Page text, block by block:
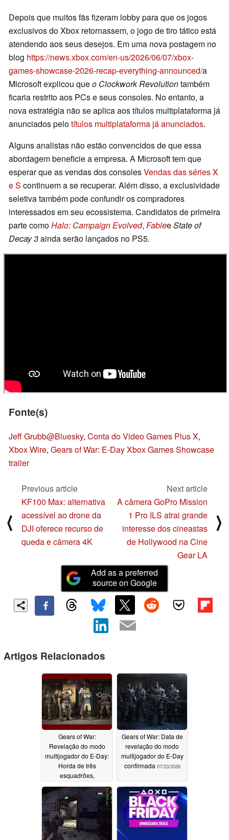
Depois que muitos fãs fizeram lobby para que os jogos
exclusivos do Xbox retornassem, o jogo de tiro tático está
atendendo aos seus desejos. Em uma nova postagem no
blog https://news.xbox.com/en-us/2026/06/07/xbox-
games-showcase-2026-recap-everything-announced/a
Microsoft explicou queo Clockwork Revolutiontambém
ficaria restrito aos PCs e seus consoles. No entanto, a
nova estratégia não se aplica aos títulos multiplataforma já
anunciados pelotítulos multiplataforma já anunciados.
Alguns analistas não estão convencidos de que essa
abordagem beneficie a empresa. A Microsoft tem que
esperar que as vendas dos consolesVendas das séries X
e S continuem a se recuperar. Além disso, a exclusividade
seletiva também pode confundir os compradores
interessados em seu ecossistema. Candidatos de primeira
parte comoHalo: Campaign Evolved, FableeState of
Decay 3ainda serão lançados no PS5.
Fonte(s)
Jeff Grubb@Bluesky, Conta do Video Games Plus X,
Xbox Wire, Gears of War: E-Day Xbox Games Showcase
trailer
⟨
Previous article
KF100 Max: alternativa
acessível ao drone da
DJI oferece recurso de
queda e câmera 4K
Next article
A câmera GoPro Mission
1 Pro ILS atrai grande
interesse dos cineastas
de Hollywood na Cine
Gear LA
⟩
Add as a preferred
source on Google
Artigos Relacionados
Gears of War:
Revelação do modo
multijogador do E-Day:
Horda de três
esquadrões,
modificações de armas
e sem Battle Pass
07/30/2026
Gears of War: Data de
revelação do modo
multijogador do E-Day
confirmada 07/23/2026